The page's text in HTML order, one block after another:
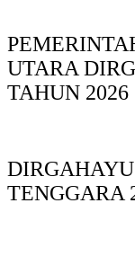
UTARA
TAHUN 2026
TENGGARA